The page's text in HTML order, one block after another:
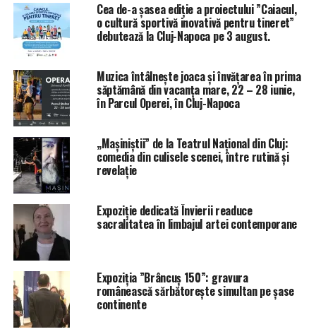
Cea de-a șasea ediție a proiectului ”Caiacul,
o cultură sportivă inovativă pentru tineret”
debutează la Cluj-Napoca pe 3 august.
Muzica întâlnește joaca și învățarea în prima
săptămână din vacanța mare, 22 – 28 iunie,
în Parcul Operei, în Cluj-Napoca
„Mașiniștii” de la Teatrul Național din Cluj:
comedia din culisele scenei, între rutină și
revelație
Expoziție dedicată Învierii readuce
sacralitatea în limbajul artei contemporane
Expoziția ”Brâncuș 150”: gravura
românească sărbătorește simultan pe șase
continente